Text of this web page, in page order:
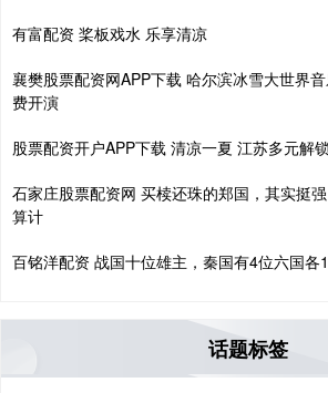
有富配资 桨板戏水 乐享清凉
襄樊股票配资网APP下载 哈尔滨冰雪大世界
费开演
股票配资开户APP下载 清凉一夏 江苏多元解
石家庄股票配资网 买椟还珠的郑国，其实挺
算计
百铭洋配资 战国十位雄主，秦国有4位六国各
话题标签